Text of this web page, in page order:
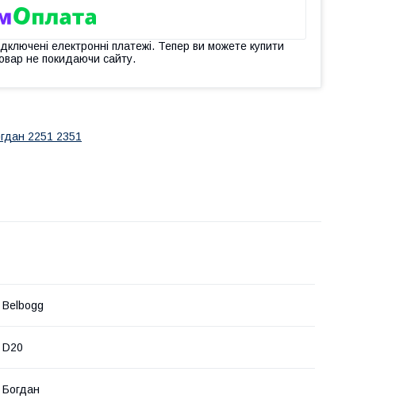
електронні платежі. Тепер ви можете купити
не покидаючи сайту.
2251 2351
Belbogg
D20
Богдан